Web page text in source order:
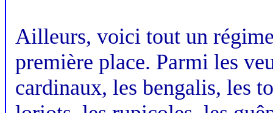
Ailleurs, voici tout un
première place. Parmi les
cardinaux, les bengalis, les